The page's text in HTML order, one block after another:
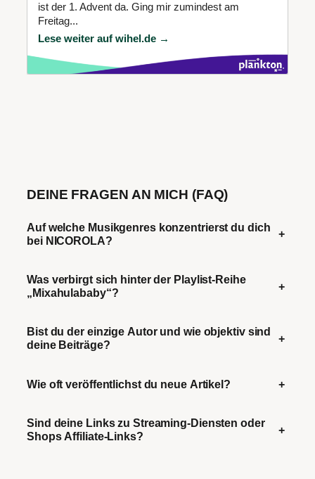
ist der 1. Advent da. Ging mir zumindest am
Freitag...
Lese weiter auf wihel.de →
DEINE FRAGEN AN MICH (FAQ)
Auf welche Musikgenres konzentrierst du dich
bei NICOROLA?
+
Was verbirgt sich hinter der Playlist-Reihe
„Mixahulababy“?
+
Bist du der einzige Autor und wie objektiv sind
deine Beiträge?
+
Wie oft veröffentlichst du neue Artikel? +
Sind deine Links zu Streaming-Diensten oder
Shops Affiliate-Links?
+